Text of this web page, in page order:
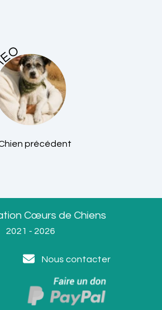
précédent
Cœurs de Chiens
2021 - 2026
Nous contacter